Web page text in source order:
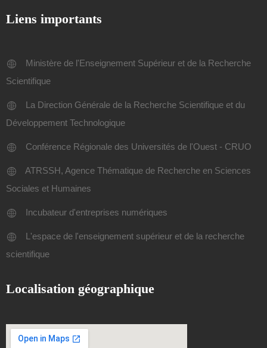
Liens importants
Ministère de l'Enseignement Supérieur et de la Recherche
Scientifique
La Direction Générale de la Recherche Scientifique et du
Développement Technologique
Conférence Régionale des Universités de l'Ouest - CRUO
ATRSSH, Agence Thématique de Recherche en Sciences
Sociales et Humaines
Incubateur d'entreprises numériques
L'espace de l'enseignement supérieur et de la recherche
scientifique
Localisation géographique